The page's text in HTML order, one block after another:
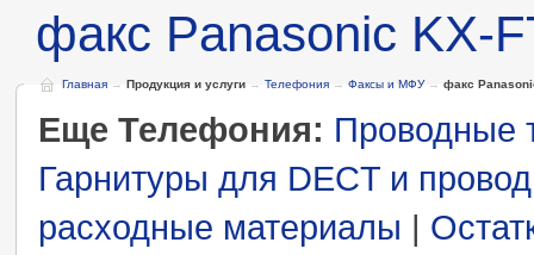
факс Panasonic KX-
Главная → Продукция и услуги → Телефония → Факсы и МФУ→ факс
Еще Телефония:
Гарнитуры для DECT и
расходные материалы |